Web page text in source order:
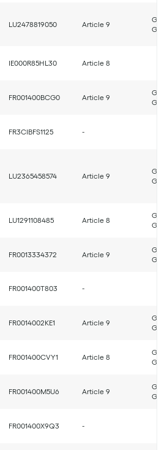
LU2478819050 Article 9
IE000R85HL30 Article 8
FR001400BCG0 Article 9
FR3CIBFS1125 -
LU2365458574 Article 9
LU1291108485 Article 8
FR0013334372 Article 9
FR001400T803 -
FR0014002KE1 Article 9
FR001400CVY1 Article 8
FR001400M5U6 Article 9
FR001400X9Q3 -